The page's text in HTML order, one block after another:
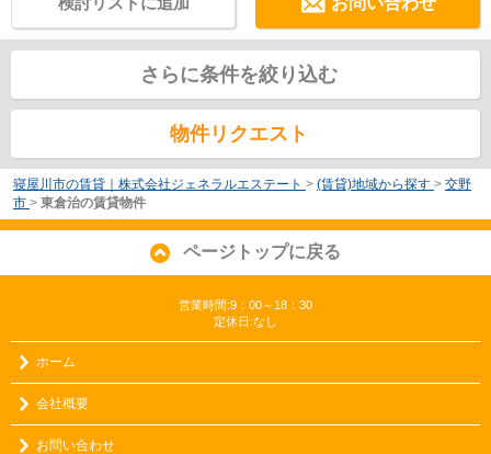
さらに条件を絞り込む
物件リクエスト
寝屋川市の賃貸｜株式会社ジェネラルエステート > (賃貸)地域から探す > 交野
市 > 東倉治の賃貸物件
ページトップに戻る
営業時間:9：00～18：30
定休日:なし
ホーム
会社概要
お問い合わせ